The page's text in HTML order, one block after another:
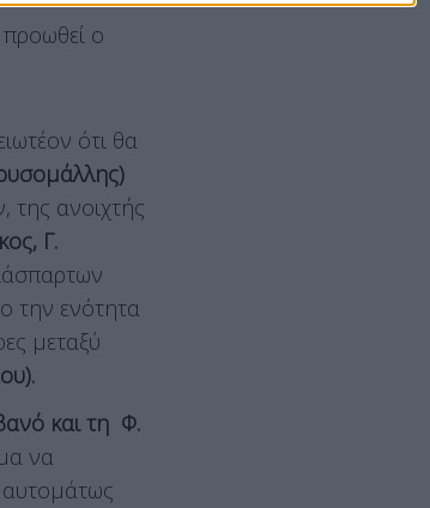
ο
ότι θα
της ανοιχτής
Γ.
την ενότητα
μεταξύ
και τη Φ.
να